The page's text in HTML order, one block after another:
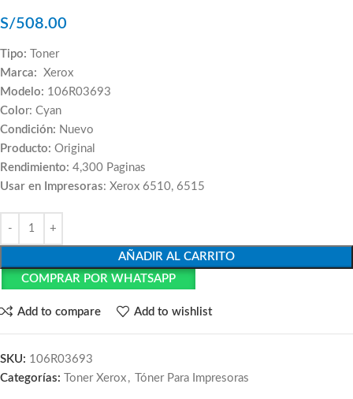
S/508.00
Tipo: Toner
Marca: Xerox
Modelo: 106R03693
Color: Cyan
Condición: Nuevo
Producto: Original
Rendimiento: 4,300 Paginas
Usar en Impresoras: Xerox 6510, 6515
AÑADIR AL CARRITO
COMPRAR POR WHATSAPP
Add to compare Add to wishlist
SKU: 106R03693
Categorías:
Toner Xerox , Tóner Para Impresoras